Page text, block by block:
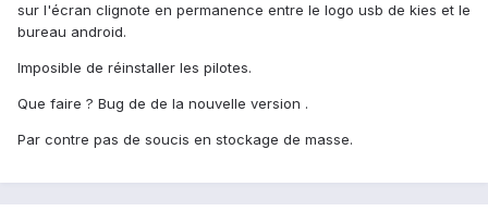
sur l'écran clignote en permanence entre le logo usb de kies et le
bureau android.
Imposible de réinstaller les pilotes.
Que faire ? Bug de de la nouvelle version .
Par contre pas de soucis en stockage de masse.